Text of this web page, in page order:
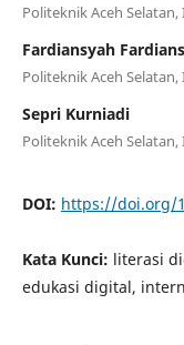
Politeknik Aceh
Fardiansyah
Politeknik Aceh
Sepri Kurniadi
Politeknik Aceh
DOI: https://doi.org/
Kata Kunci: literasi
edukasi digital,